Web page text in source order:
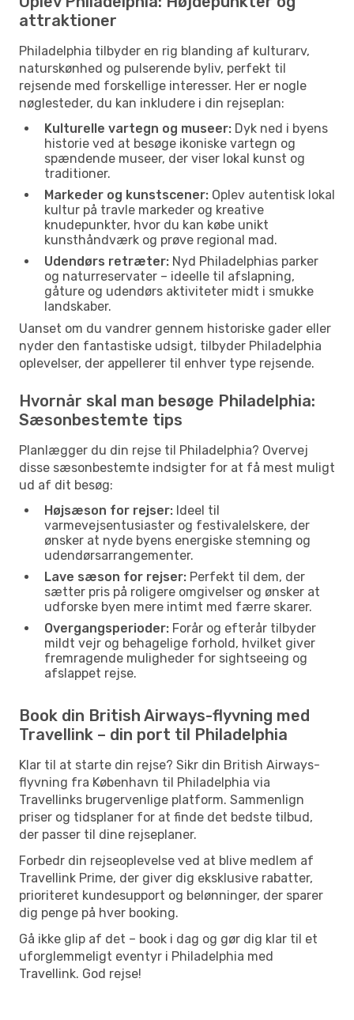
attraktioner
Philadelphia tilbyder en rig blanding af kulturarv,
naturskønhed og pulserende byliv, perfekt til
rejsende med forskellige interesser. Her er nogle
nøglesteder, du kan inkludere i din rejseplan:
Kulturelle vartegn og museer: Dyk ned i byens
historie ved at besøge ikoniske vartegn og
spændende museer, der viser lokal kunst og
traditioner.
Markeder og kunstscener: Oplev autentisk lokal
kultur på travle markeder og kreative
knudepunkter, hvor du kan købe unikt
kunsthåndværk og prøve regional mad.
Udendørs retræter: Nyd Philadelphias parker
og naturreservater – ideelle til afslapning,
gåture og udendørs aktiviteter midt i smukke
landskaber.
Uanset om du vandrer gennem historiske gader eller
nyder den fantastiske udsigt, tilbyder Philadelphia
oplevelser, der appellerer til enhver type rejsende.
Hvornår skal man besøge Philadelphia:
Sæsonbestemte tips
Planlægger du din rejse til Philadelphia? Overvej
disse sæsonbestemte indsigter for at få mest muligt
ud af dit besøg:
Højsæson for rejser: Ideel til
varmevejsentusiaster og festivalelskere, der
ønsker at nyde byens energiske stemning og
udendørsarrangementer.
Lave sæson for rejser: Perfekt til dem, der
sætter pris på roligere omgivelser og ønsker at
udforske byen mere intimt med færre skarer.
Overgangsperioder: Forår og efterår tilbyder
mildt vejr og behagelige forhold, hvilket giver
fremragende muligheder for sightseeing og
afslappet rejse.
Book din British Airways-flyvning med
Travellink – din port til Philadelphia
Klar til at starte din rejse? Sikr din British Airways-
flyvning fra København til Philadelphia via
Travellinks brugervenlige platform. Sammenlign
priser og tidsplaner for at finde det bedste tilbud,
der passer til dine rejseplaner.
Forbedr din rejseoplevelse ved at blive medlem af
Travellink Prime, der giver dig eksklusive rabatter,
prioriteret kundesupport og belønninger, der sparer
dig penge på hver booking.
Gå ikke glip af det – book i dag og gør dig klar til et
uforglemmeligt eventyr i Philadelphia med
Travellink. God rejse!